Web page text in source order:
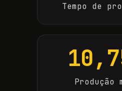
Tempo de
Produção